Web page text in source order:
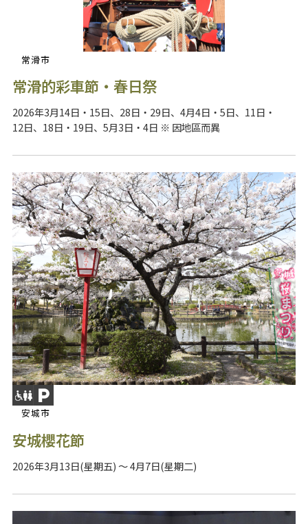
常滑市
常滑的彩車節・春日祭
2026年3月14日・15日、28日・29日、4月4日・5日、11日・
12日、18日・19日、5月3日・4日 ※ 因地區而異
安城市
安城櫻花節
2026年3月13日(星期五) ～ 4月7日(星期二)